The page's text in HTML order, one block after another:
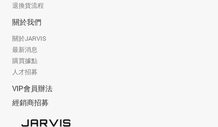
退換貨流程
關於我們
關於JARVIS
最新消息
購買據點
人才招募
VIP會員辦法
經銷商招募